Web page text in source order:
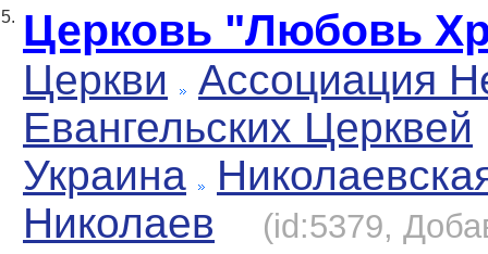
5. Церковь "Любовь
Церкви
Ассоциация
Евангельских Церквей
Украина
Николаев
(id:5379,